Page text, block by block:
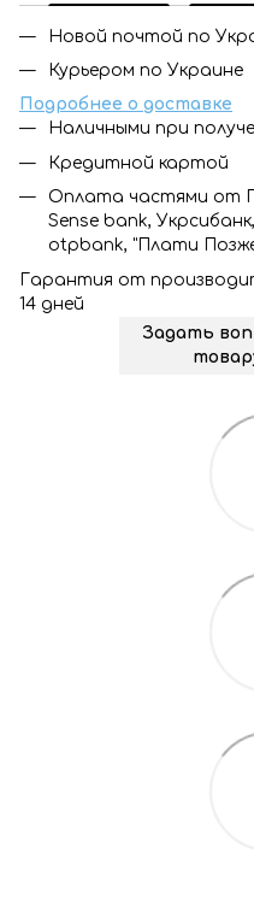
Новой почтой по
Курьером по Украине
Подробнее о доставке
Наличными при
Кредитной картой
Оплата частями от
Sense bank,
otpbank, "Плати
Гарантия от
14 дней
Задать